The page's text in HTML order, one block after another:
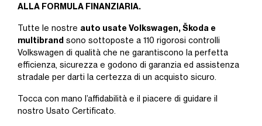
ALLA FORMULA FINANZIARIA.
Tutte le nostre auto usate Volkswagen, Škoda e
multibrand sono sottoposte a 110 rigorosi controlli
Volkswagen di qualità che ne garantiscono la perfetta
efficienza, sicurezza e godono di garanzia ed assistenza
stradale per darti la certezza di un acquisto sicuro.
Tocca con mano l’affidabilità e il piacere di guidare il
nostro Usato Certificato.